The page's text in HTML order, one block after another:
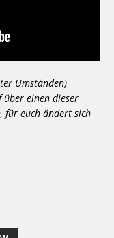
Umständen)
über einen dieser
für euch ändert sich